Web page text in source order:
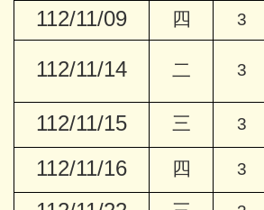
112/11/09 四 3
112/11/14 二 3
112/11/15 三 3
112/11/16 四 3